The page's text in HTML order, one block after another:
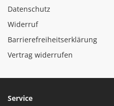
Datenschutz
Widerruf
Barrierefreiheitserklärung
Vertrag widerrufen
Service